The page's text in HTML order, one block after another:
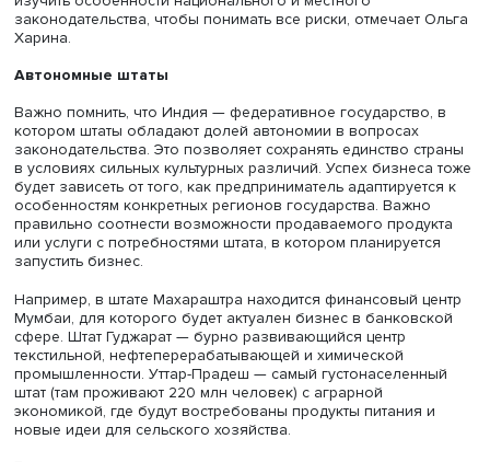
Налоговые ставки для разных видов деятельности
различаются в зависимости от штата. При этом в Индии
действует множество программ поддержки бизнеса,
подразумевают различные льготы для впервые
рынок бизнесменов - например, программа по
развития локальных производств Make in India.
столкнуться с высокими пошлинами на импорт
товаров.
Таким образом, предпринимателям необходимо
изучить особенности национального и местного
законодательства, чтобы понимать все риски, отмечает
Харина.